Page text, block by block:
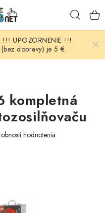
!!! UPOZORNENIE !!!:
dopravy) je 5 €.
kompletná
hodnotenia